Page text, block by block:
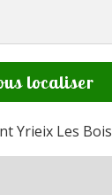
localiser
Yrieix Les Bois